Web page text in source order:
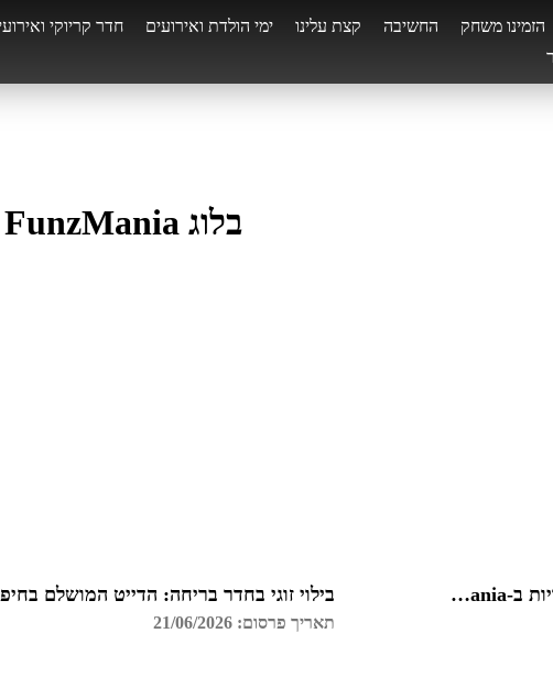
הזמינו משחק החשיבה קצת עלינו ימי הולדת ואירועים חדר קריוקי
בלוג FunzMania
חדרי בריחה לימודיים: פיתוח מיומנויות ב-Funzmania
תאריך פרסום: 21/06/2026